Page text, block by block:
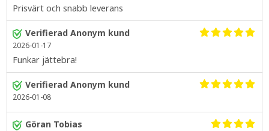
Prisvärt och snabb leverans
Verifierad Anonym kund
2026-01-17
Funkar jättebra!
Verifierad Anonym kund
2026-01-08
Göran Tobias